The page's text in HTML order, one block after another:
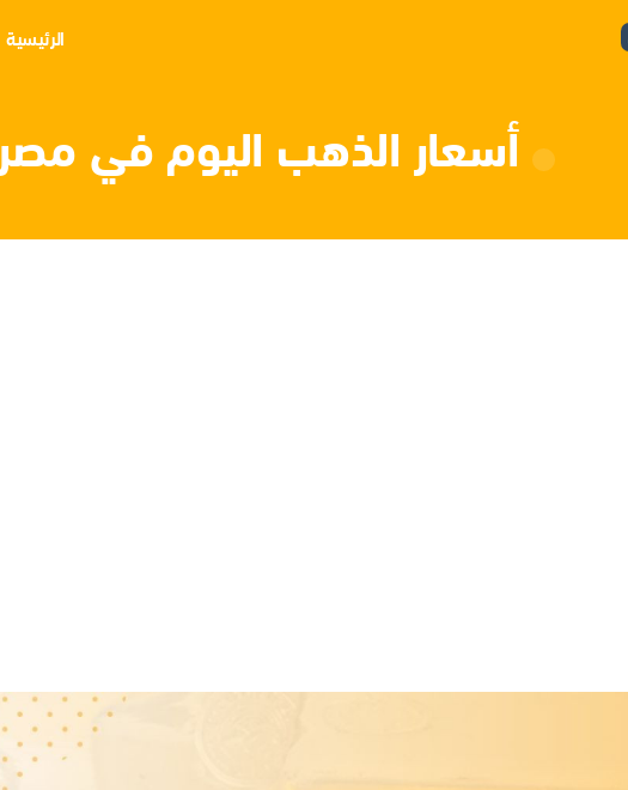
الرئيسية
أسعار الذهب اليوم في مصر